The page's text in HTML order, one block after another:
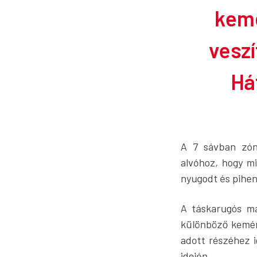
A 7 sávban
alvóhoz, hogy
nyugodt és
A táskarugós
különböző
adott részéhez